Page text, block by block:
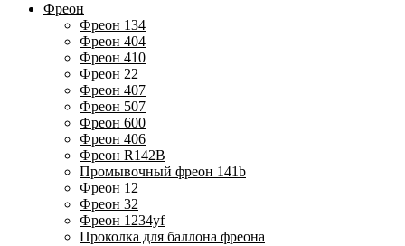
Фреон
Фреон 134
Фреон 404
Фреон 410
Фреон 22
Фреон 407
Фреон 507
Фреон 600
Фреон 406
Фреон R142B
Промывочный фреон 141b
Фреон 12
Фреон 32
Фреон 1234yf
Проколка для баллона фреона